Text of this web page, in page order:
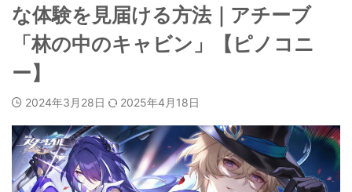
な体験を見届ける方法｜アチーブ
「林の中のキャビン」【ピノコニ
ー】
2024年3月28日 2025年4月18日